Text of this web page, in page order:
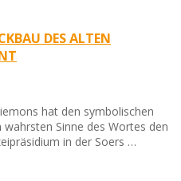
DES ALTEN
hat den symbolischen
Sinne des Wortes den
in der Soers …